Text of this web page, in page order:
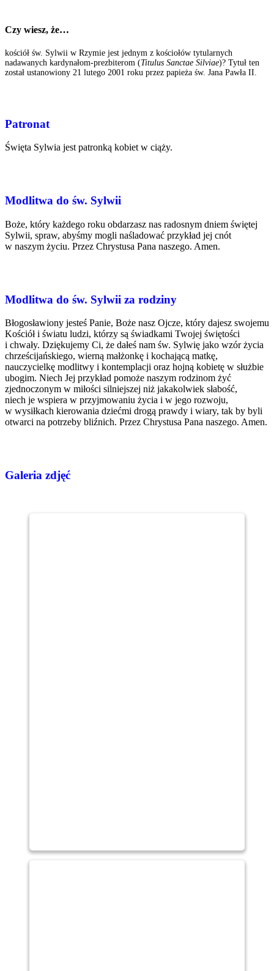
Czy wiesz, że…
kościół św. Sylwii w Rzymie jest jednym z kościołów tytularnych
nadawanych kardynałom-prezbiterom (Titulus Sanctae Silviae)? Tytuł ten
został ustanowiony 21 lutego 2001 roku przez papieża św. Jana Pawła II.
Patronat
Święta Sylwia jest patronką kobiet w ciąży.
Modlitwa do św. Sylwii
Boże, który każdego roku obdarzasz nas radosnym dniem świętej
Sylwii, spraw, abyśmy mogli naśladować przykład jej cnót
w naszym życiu. Przez Chrystusa Pana naszego. Amen.
Modlitwa do św. Sylwii za rodziny
Błogosławiony jesteś Panie, Boże nasz Ojcze, który dajesz swojemu
Kościół i światu ludzi, którzy są świadkami Twojej świętości
i chwały. Dziękujemy Ci, że dałeś nam św. Sylwię jako wzór życia
chrześcijańskiego, wierną małżonkę i kochającą matkę,
nauczycielkę modlitwy i kontemplacji oraz hojną kobietę w służbie
ubogim. Niech Jej przykład pomoże naszym rodzinom żyć
zjednoczonym w miłości silniejszej niż jakakolwiek słabość,
niech je wspiera w przyjmowaniu życia i w jego rozwoju,
w wysiłkach kierowania dziećmi drogą prawdy i wiary, tak by byli
otwarci na potrzeby bliźnich. Przez Chrystusa Pana naszego. Amen.
Galeria zdjęć